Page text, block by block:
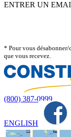
ENTRER UN
* Pour vous
que vous recevez.
(800) 387-0999
ENGLISH